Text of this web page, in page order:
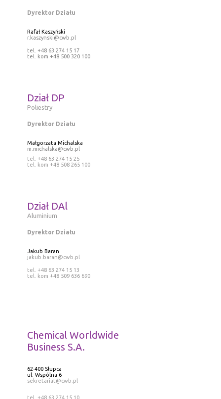
Dyrektor Działu
Rafał Kaszyński
r.kaszynski@cwb.pl
tel. +48 63 274 15 17
tel. kom +48 500 320 100
Dział DP
Poliestry
Dyrektor Działu
Małgorzata Michalska
m.michalska@cwb.pl
tel. +48 63 274 15 25
tel. kom +48 508 265 100
Dział DAl
Aluminium
Dyrektor Działu
Jakub Baran
jakub.baran@cwb.pl
tel. +48 63 274 15 13
tel. kom +48 509 636 690
Chemical Worldwide
Business S.A.
62-400 Słupca
ul. Wspólna 6
sekretariat@cwb.pl
tel. +48 63 274 15 10